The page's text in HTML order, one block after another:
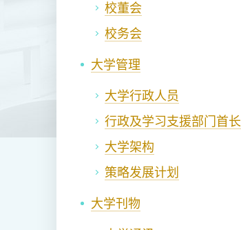
校董会
校务会
大学管理
大学行政人员
行政及学习支援部门首长
大学架构
策略发展计划
大学刊物